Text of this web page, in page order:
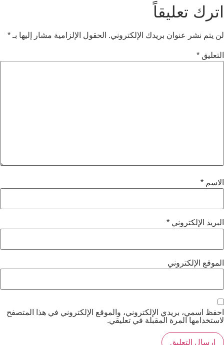
اترك تعليقاً
لن يتم نشر عنوان بريدك الإلكتروني. الحقول الإلزامية مشار إليها بـ *
التعليق *
الاسم *
البريد الإلكتروني *
الموقع الإلكتروني
احفظ اسمي، بريدي الإلكتروني، والموقع الإلكتروني في هذا المتصفح
لاستخدامها المرة المقبلة في تعليقي.